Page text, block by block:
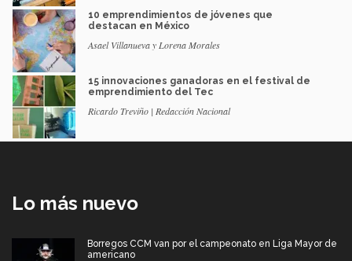
10 emprendimientos de jóvenes que
destacan en México
Asael Villanueva y Lorena Morales
15 innovaciones ganadoras en el festival de
emprendimiento del Tec
Ricardo Treviño | Redacción Nacional
Lo más nuevo
Borregos CCM van por el campeonato en Liga Mayor de
americano